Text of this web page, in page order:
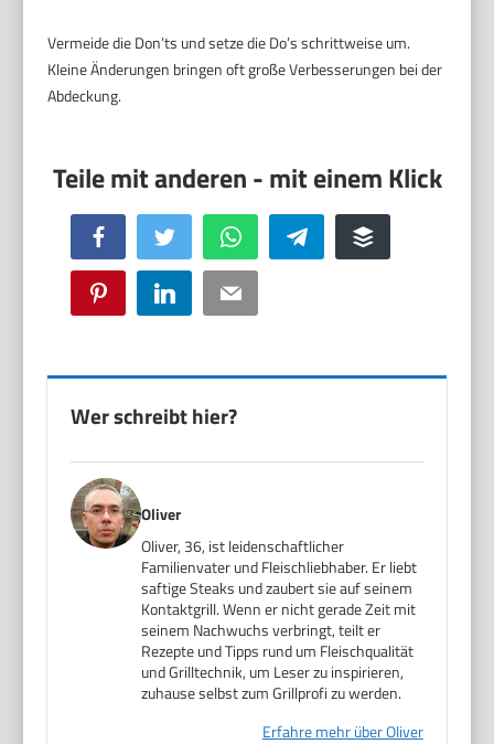
Vermeide die Don’ts und setze die Do’s schrittweise um.
Kleine Änderungen bringen oft große Verbesserungen bei der
Abdeckung.
Facebook Twitter WhatsApp Telegram Buffer
Pinterest LinkedIn Email
Wer schreibt hier?
Oliver
Oliver, 36, ist leidenschaftlicher
Familienvater und Fleischliebhaber. Er liebt
saftige Steaks und zaubert sie auf seinem
Kontaktgrill. Wenn er nicht gerade Zeit mit
seinem Nachwuchs verbringt, teilt er
Rezepte und Tipps rund um Fleischqualität
und Grilltechnik, um Leser zu inspirieren,
zuhause selbst zum Grillprofi zu werden.
Erfahre mehr über Oliver